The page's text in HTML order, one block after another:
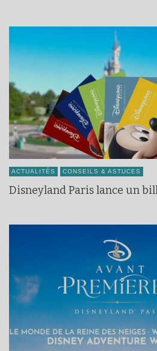
ACTUALITÉS CONSEILS & ASTUCES
Disneyland Paris lance un